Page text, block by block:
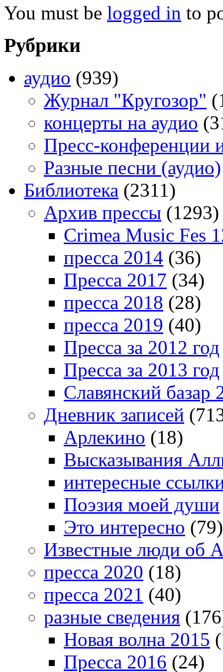
You must be logged in to
Рубрики
аудио (939)
Журнал "Кругозор"
концерты на аудио
Пресс-конференции
Разные песни (аудио)
Библиотека (2311)
Архив прессы (1293)
Crimea Music Fes
пресса 2014 (36)
Пресса 2017 (34)
пресса 2018 (28)
пресса 2019 (40)
Пресса за 2012 год
Пресса за 2013 год
Славянский базар
Дневник записей
Арлекино (18)
Высказывания
интересные
Поэзия моей души
Это интересно (79)
Известные люди об
пресса 2020 (18)
пресса 2021 (40)
разные сведения
Новая волна 2015
Пресса 2016 (24)